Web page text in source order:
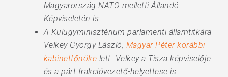
Magyarország NATO melletti Állandó
Képviseletén is.
A Külügyminisztérium parlamenti államtitkára
Velkey György László, Magyar Péter korábbi
kabinetfőnöke lett. Velkey a Tisza képviselője
és a párt frakcióvezető-helyettese is.